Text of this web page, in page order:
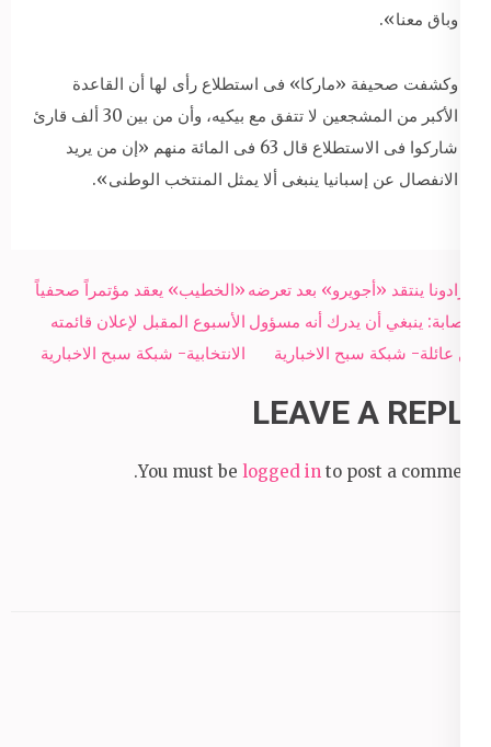
وباق معنا».
وكشفت صحيفة «ماركا» فى استطلاع رأى لها أن القاعدة
الأكبر من المشجعين لا تتفق مع بيكيه، وأن من بين 30 ألف قارئ
شاركوا فى الاستطلاع قال 63 فى المائة منهم «إن من يريد
الانفصال عن إسبانيا ينبغى ألا يمثل المنتخب الوطنى».
Post
navigation
«الخطيب» يعقد مؤتمراً صحفياً
الأسبوع المقبل لإعلان قائمته
الانتخابية- شبكة سبح الاخبارية
مارادونا ينتقد «أجويرو» بعد تعرضه
للإصابة: ينبغي أن يدرك أنه مسؤول
عن عائلة- شبكة سبح الاخبارية
LEAVE A REPLY
You must be logged in to post a comment.